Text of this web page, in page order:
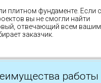
плитном фундаменте. Если
вы не смогли найти
отвечающий всем вашим
заказчик.